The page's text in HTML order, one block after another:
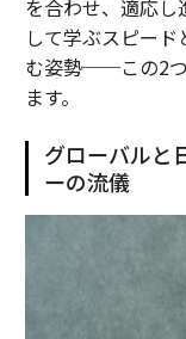
を合わせ、適応
して学ぶスピー
む姿勢──この2つ
ます。
グローバルと
ーの流儀